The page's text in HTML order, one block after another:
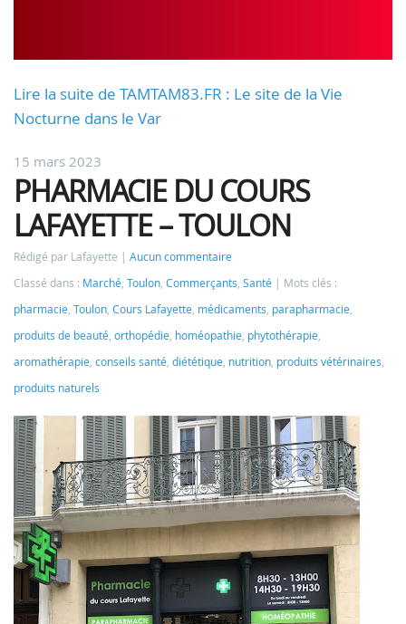
Lire la suite de TAMTAM83.FR : Le site de la Vie
Nocturne dans le Var
15 mars 2023
PHARMACIE DU COURS
LAFAYETTE – TOULON
Rédigé par Lafayette
Aucun commentaire
Classé dans : Marché, Toulon, Commerçants, Santé
Mots clés :
pharmacie, Toulon, Cours Lafayette, médicaments, parapharmacie,
produits de beauté, orthopédie, homéopathie, phytothérapie,
aromathérapie, conseils santé, diététique, nutrition, produits vétérinaires,
produits naturels